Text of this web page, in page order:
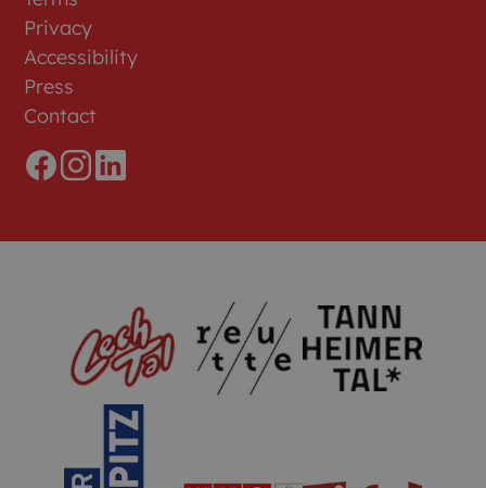
Privacy
Accessibility
Press
Contact